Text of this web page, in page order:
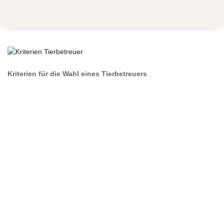
Kriterien für die Wahl eines Tierbetreuers